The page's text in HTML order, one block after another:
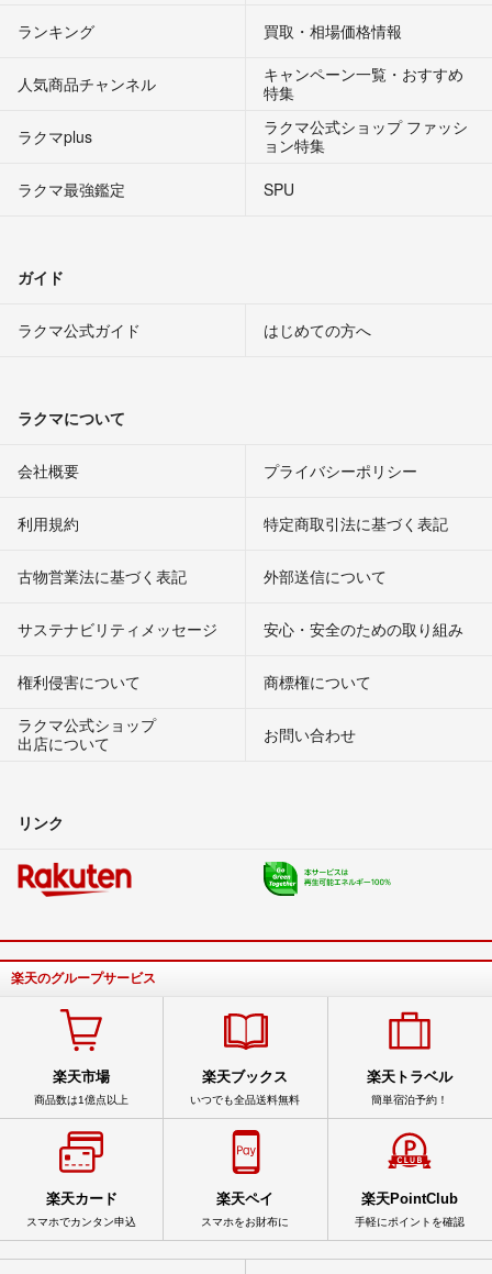
ランキング 買取・相場価格情報
人気商品チャンネル
キャンペーン一覧・おすすめ
特集
ラクマplus
ラクマ公式ショップ ファッシ
ョン特集
ラクマ最強鑑定
SPU
ガイド
ラクマ公式ガイド はじめての方へ
ラクマについて
会社概要 プライバシーポリシー
利用規約 特定商取引法に基づく表記
古物営業法に基づく表記 外部送信について
サステナビリティメッセージ 安心・安全のための取り組み
権利侵害について
商標権について
ラクマ公式ショップ
出店について
お問い合わせ
リンク
楽天のグループサービス
楽天市場
商品数は1億点以上
楽天ブックス
いつでも全品送料無料
楽天トラベル
簡単宿泊予約！
楽天カード
スマホでカンタン申込
楽天ペイ
スマホをお財布に
楽天PointClub
手軽にポイントを確認